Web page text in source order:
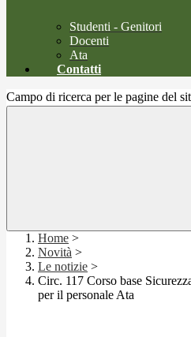
Studenti - Genitori
Docenti
Ata
Contatti
Campo di ricerca per le pagine del
Home >
Novità >
Le notizie >
Circ. 117 Corso base
per il personale Ata